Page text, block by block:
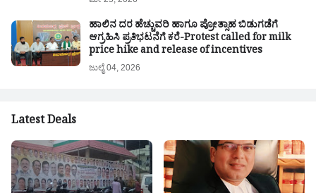
ಹಾಲಿನ ದರ ಹೆಚ್ಚುವರಿ ಹಾಗೂ ಪ್ರೋತ್ಸಾಹ ಬಿಡುಗಡೆಗೆ
ಆಗ್ರಹಿಸಿ ಪ್ರತಿಭಟನೆಗೆ ಕರೆ-Protest called for milk
price hike and release of incentives
ಜುಲೈ 04, 2026
Latest Deals